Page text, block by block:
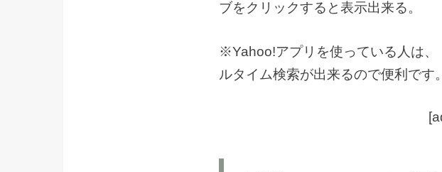
ブをクリックすると表示出来る。
※Yahoo!アプリを使っている人は
ルタイム検索が出来るので便利です